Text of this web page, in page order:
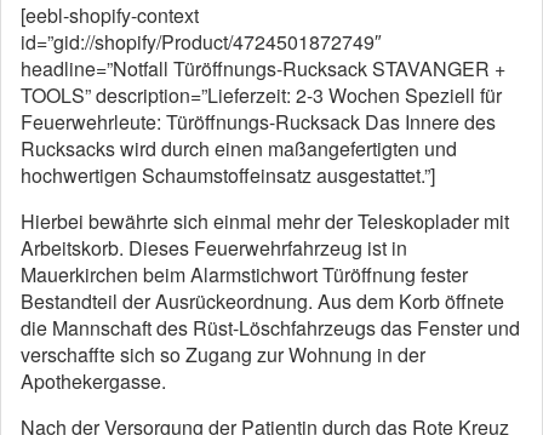
[eebl-shopify-context
id=”gid://shopify/Product/4724501872749″
headline=”Notfall Türöffnungs-Rucksack STAVANGER +
TOOLS” description=”Lieferzeit: 2-3 Wochen Speziell für
Feuerwehrleute: Türöffnungs-Rucksack Das Innere des
Rucksacks wird durch einen maßangefertigten und
hochwertigen Schaumstoffeinsatz ausgestattet.”]
Hierbei bewährte sich einmal mehr der Teleskoplader mit
Arbeitskorb. Dieses Feuerwehrfahrzeug ist in
Mauerkirchen beim Alarmstichwort Türöffnung fester
Bestandteil der Ausrückeordnung. Aus dem Korb öffnete
die Mannschaft des Rüst-Löschfahrzeugs das Fenster und
verschaffte sich so Zugang zur Wohnung in der
Apothekergasse.
Nach der Versorgung der Patientin durch das Rote Kreuz